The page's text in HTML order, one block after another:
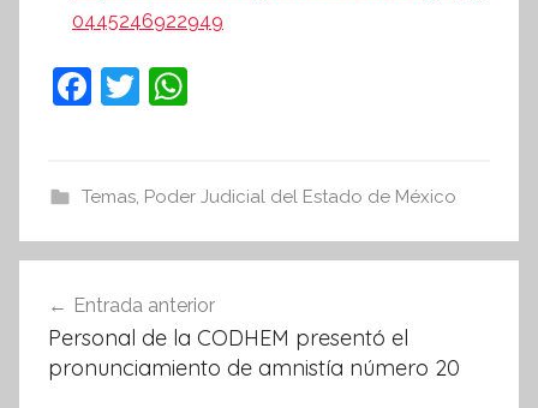
0445246922949
F
e
b
o
k
T
er s
A
p
Temas, Poder Judicial del Estado de México
de
entradas
Entrada anterior
Personal de la CODHEM presentó el
pronunciamiento de amnistía número 20